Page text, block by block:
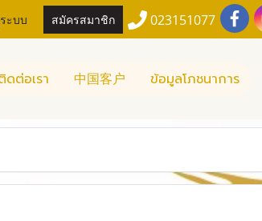
ะบบ สมัครสมาชิก 023151077
ดต่อเรา 中国客户 ข้อมูลโภชนาการ